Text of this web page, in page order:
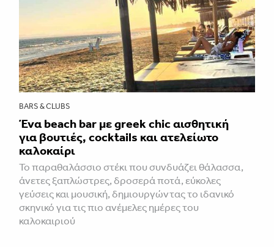
BARS & CLUBS
Ένα beach bar με greek chic αισθητική
για βουτιές, cocktails και ατελείωτο
καλοκαίρι
Το παραθαλάσσιο στέκι που συνδυάζει θάλασσα,
άνετες ξαπλώστρες, δροσερά ποτά, εύκολες
γεύσεις και μουσική, δημιουργώντας το ιδανικό
σκηνικό για τις πιο ανέμελες ημέρες του
καλοκαιριού